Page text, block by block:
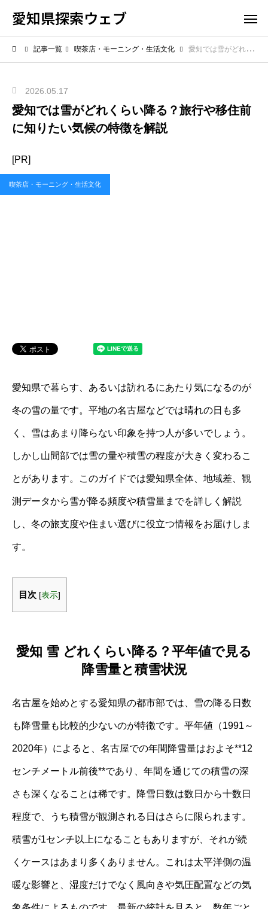
愛知県探索ウェブ
記事一覧 喫茶店・モーニング・生活文化 愛知では雪がどれくらい降る？旅行や移住前に知りたい気候の特徴を解説
2026.05.17
愛知では雪がどれくらい降る？旅行や移住前
に知りたい気候の特徴を解説
[PR]
喫茶店・モーニング・生活文化
愛知県で暮らす、あるいは訪れるにあたり気になるのが
冬の雪の量です。平地の名古屋などでは晴れの日も多
く、雪はあまり降らない印象を持つ人が多いでしょう。
しかし山間部では雪の量や積雪の程度が大きく変わるこ
とがあります。このガイドでは愛知県全体、地域差、観
測データから雪が降る頻度や積雪量までを詳しく解説
し、冬の旅支度や住まい選びに役立つ情報をお届けしま
す。
目次 [表示]
愛知 雪 どれくらい降る？平年値で見る
降雪量と積雪状況
名古屋を始めとする愛知県の都市部では、雪の降る日数
も降雪量も比較的少ないのが特徴です。平年値（1991～
2020年）によると、名古屋での年間降雪量はおよそ**12
センチメートル前後**であり、年間を通じての積雪の深
さも深くなることは稀です。降雪日数は数日から十数日
程度で、うち積雪が観測される日はさらに限られます。
積雪が1センチ以上になることもありますが、それが続
くケースはあまり多くありません。これは太平洋側の温
暖な影響と、湿度だけでなく風向きや気圧配置などの気